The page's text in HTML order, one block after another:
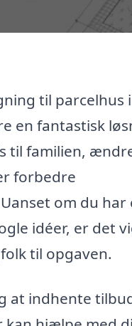
til parcelhus i
en fantastisk
til familien,
forbedre
om du har
idéer, er det
til opgaven.
at indhente